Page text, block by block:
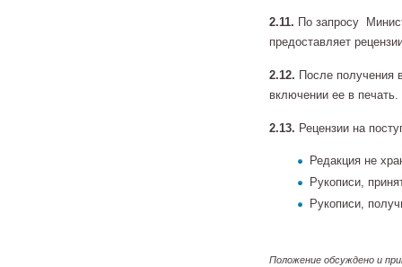
2.11. По запросу
предоставляет
2.12. После получения
включении ее в печать.
2.13. Рецензии на
Редакция не
Рукописи,
Рукописи,
Положение обсуждено и